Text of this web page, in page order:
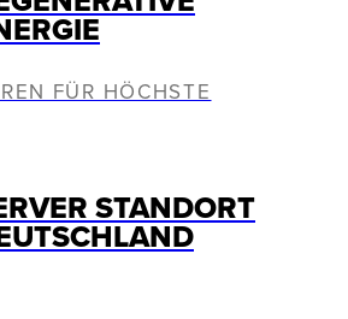
FÜR HÖCHSTE
STANDORT